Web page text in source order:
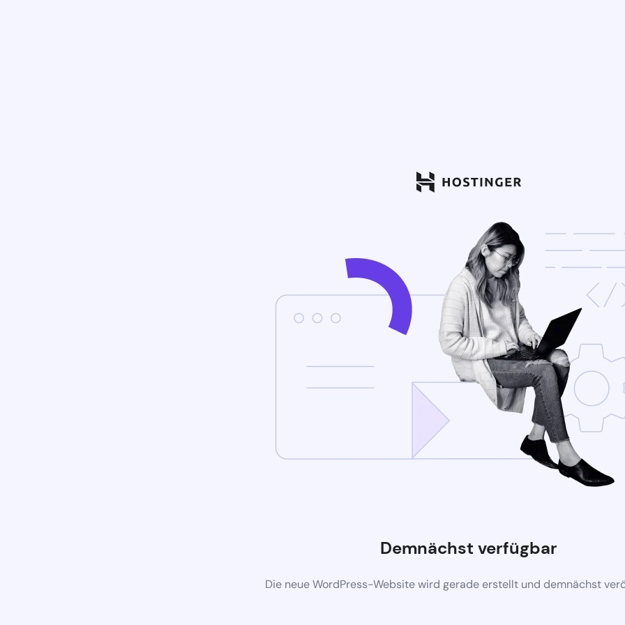
Demnächst verfügbar
Die neue WordPress-Website wird gerade erstellt und demnächst